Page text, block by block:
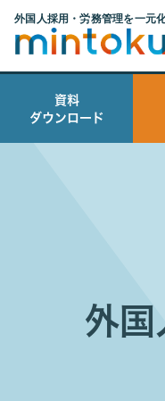
資料
ダウンロード
外